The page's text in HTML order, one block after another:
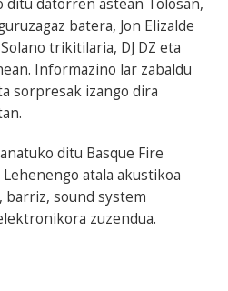
batera, Jon Elizalde
trikitilaria, DJ DZ eta
Informazino lar zabaldu
sorpresak izango dira
ditu Basque Fire
atala akustikoa
barriz, sound system
zuzendua.